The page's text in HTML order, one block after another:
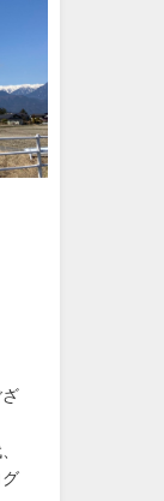
滞対策】ゴールデンウ
大人 子供 女性 男性 臭
い捨て 固まる 簡易ト
グ